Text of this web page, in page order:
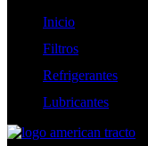
Inicio
Filtros
Refrigerantes
Lubricantes